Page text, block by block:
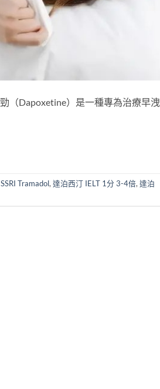
（Dapoxetine）是一種專為治療早洩
Tramadol, 達泊西汀 IELT 1分 3-4倍, 達泊